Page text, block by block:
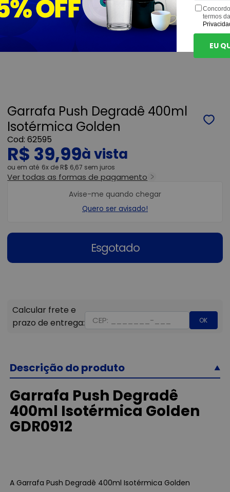
Garrafa Push Degradê 400ml
Isotérmica Golden
62595
R$ 39,99
ou 6x de R$ 6,67 sem juros
Ver todas as formas de pagamento
Esgotado
Avise-me quando chegar
Quero ser avisado!
OK
Descrição do produto
Garrafa Push Degradê
400ml Isotérmica Golden
GDR0912
A Garrafa Push Degradê 400ml Isotérmica Golden
termos
EU